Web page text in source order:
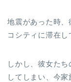
地震があった時
コシティに滞在し
しかし、彼女た
してしまい、今